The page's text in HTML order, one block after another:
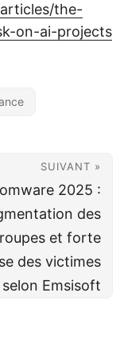
the-
on-ai-projects
SUIVANT »
2025 :
des
et forte
des victimes
selon Emsisoft